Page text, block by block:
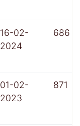
16-02-
2024
686
01-02-
2023
871